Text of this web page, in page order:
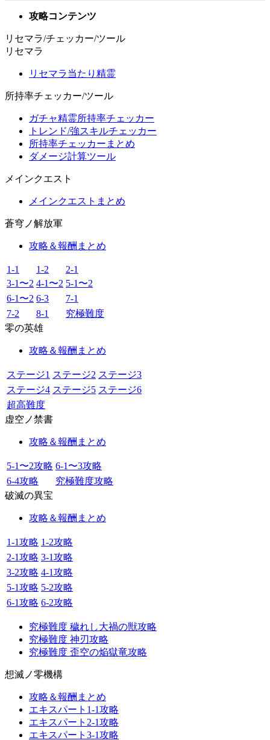
攻略コンテンツ
リセマラ/チェッカー/ツール
リセマラ
リセマラ当たり精霊
所持率チェッカー/ツール
ガチャ精霊所持率チェッカー
トレンド/強スキルチェッカー
所持率チェッカーまとめ
ダメージ計算ツール
メインクエスト
メインクエストまとめ
蒼穹ノ解放軍
攻略＆報酬まとめ
1-1 1-2
2-1
3-1〜2 4-1〜2 5-1〜2
6-1〜2 6-3
7-1
7-2
8-1
究極難度
零の英雄
攻略＆報酬まとめ
ステージ1 ステージ2 ステージ3
ステージ4 ステージ5 ステージ6
超高難度
虚空ノ禁書
攻略＆報酬まとめ
5-1〜2攻略 6-1〜3攻略
6-4攻略
究極難度攻略
破滅の異宝
攻略＆報酬まとめ
1-1攻略 1-2攻略
2-1攻略 3-1攻略
3-2攻略 4-1攻略
5-1攻略 5-2攻略
6-1攻略 6-2攻略
究極難度 穢れし大禍の獣攻略
究極難度 神刃攻略
究極難度 歪空の焔獄竜攻略
想滅ノ零機構
攻略＆報酬まとめ
エキスパート1-1攻略
エキスパート2-1攻略
エキスパート3-1攻略